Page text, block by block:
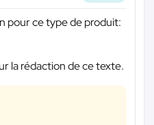
pour ce type de produit:
la rédaction de ce texte.